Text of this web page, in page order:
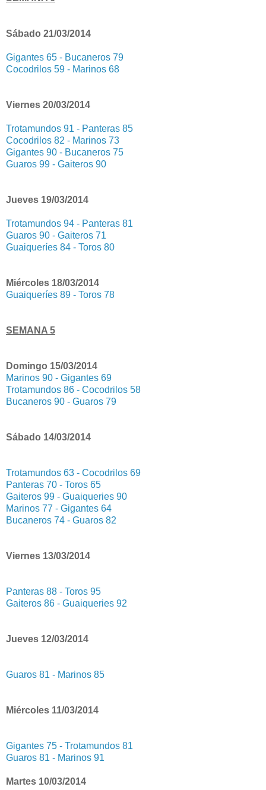
Sábado 21/03/2014
Gigantes 65 - Bucaneros 79
Cocodrilos 59 - Marinos 68
Viernes 20/03/2014
Trotamundos 91 - Panteras 85
Cocodrilos 82 - Marinos 73
Gigantes 90 - Bucaneros 75
Guaros 99 - Gaiteros 90
Jueves 19/03/2014
Trotamundos 94 - Panteras 81
Guaros 90 - Gaiteros 71
Guaiqueríes 84 - Toros 80
Miércoles 18/03/2014
Guaiqueríes 89 - Toros 78
SEMANA 5
Domingo 15/03/2014
Marinos 90 - Gigantes 69
Trotamundos 86 - Cocodrilos 58
Bucaneros 90 - Guaros 79
Sábado 14/03/2014
Trotamundos 63 - Cocodrilos 69
Panteras 70 - Toros 65
Gaiteros 99 - Guaiqueries 90
Marinos 77 - Gigantes 64
Bucaneros 74 - Guaros 82
Viernes 13/03/2014
Panteras 88 - Toros 95
Gaiteros 86 - Guaiqueries 92
Jueves 12/03/2014
Guaros 81 - Marinos 85
Miércoles 11/03/2014
Gigantes 75 - Trotamundos 81
Guaros 81 - Marinos 91
Martes 10/03/2014